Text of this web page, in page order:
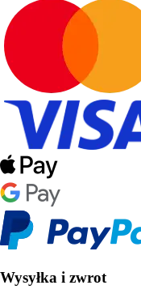
Wysyłka i zwrot